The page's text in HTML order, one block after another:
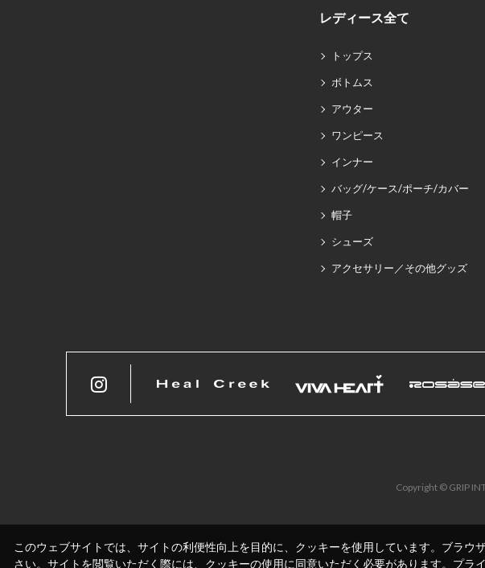
レディース全て
トップス
ボトムス
アウター
ワンピース
インナー
バッグ/ケース/ポーチ/カバー
帽子
シューズ
アクセサリー／その他グッズ
Copyright © GRIP
このウェブサイトでは、サイトの利便性向上を目的に、クッキーを使用しています。ブラ
さい。サイトを閲覧いただく際には、クッキーの使用に同意いただく必要があります。 プラ